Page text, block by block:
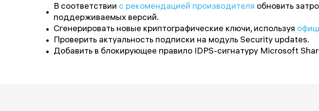
В соответствии с рекомендацией производителя обновить
поддерживаемых версий.
Сгенерировать новые криптографические ключи, используя
Проверить актуальность подписки на модуль Security updates.
Добавить в блокирующее правило IDPS-сигнатуру Microsoft